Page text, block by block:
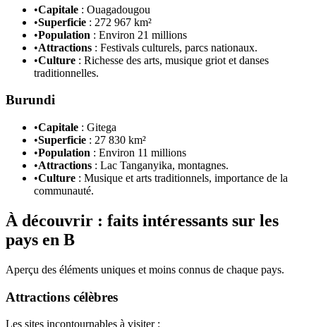
•Capitale : Ouagadougou
•Superficie : 272 967 km²
•Population : Environ 21 millions
•Attractions : Festivals culturels, parcs nationaux.
•Culture : Richesse des arts, musique griot et danses
traditionnelles.
Burundi
•Capitale : Gitega
•Superficie : 27 830 km²
•Population : Environ 11 millions
•Attractions : Lac Tanganyika, montagnes.
•Culture : Musique et arts traditionnels, importance de la
communauté.
À découvrir : faits intéressants sur les
pays en B
Aperçu des éléments uniques et moins connus de chaque pays.
Attractions célèbres
Les sites incontournables à visiter :